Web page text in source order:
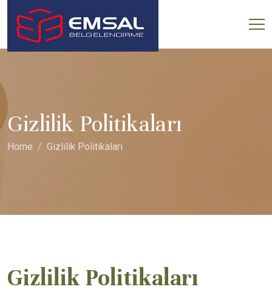
Gizlilik Politikaları
Home Gizlilik Politikaları
Gizlilik Politikaları